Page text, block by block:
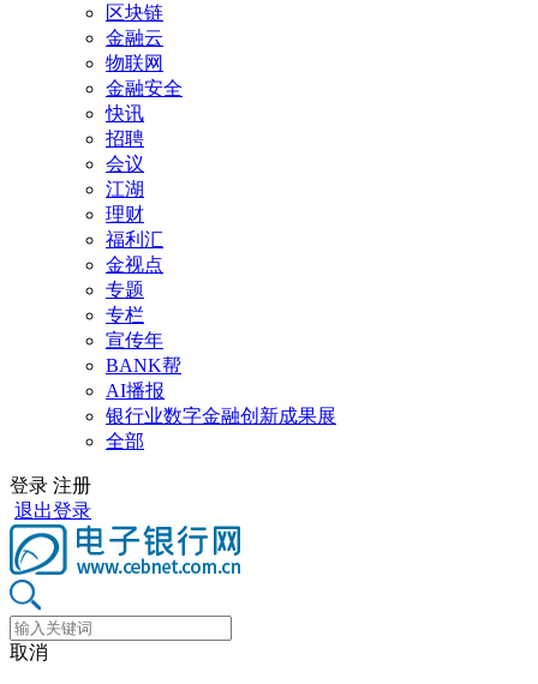
区块链
金融云
物联网
金融安全
快讯
招聘
会议
江湖
理财
福利汇
金视点
专题
专栏
宣传年
BANK帮
AI播报
银行业数字金融创新成果展
全部
登录 注册
退出登录
取消